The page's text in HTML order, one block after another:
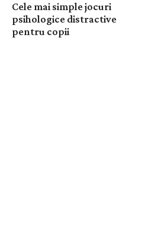
Cele mai simple jocuri
psihologice distractive
pentru copii